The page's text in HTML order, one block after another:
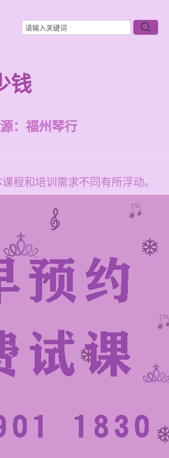
钱
： 福州琴行
程和培训需求不同有所浮动。